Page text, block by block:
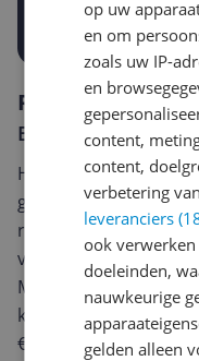
Reviews
Er zijn nog geen
Heb jij dit product in
geven? Start dan
review. Afhankelijk
van een review
Met jouw mening
keuze te maken én
€250,-!
Klik hier voor
op uw
en om
zoals uw IP-
en
content,
content,
verbetering
leveranciers
ook
doeleinden,
nauwkeurige
gelden alleen